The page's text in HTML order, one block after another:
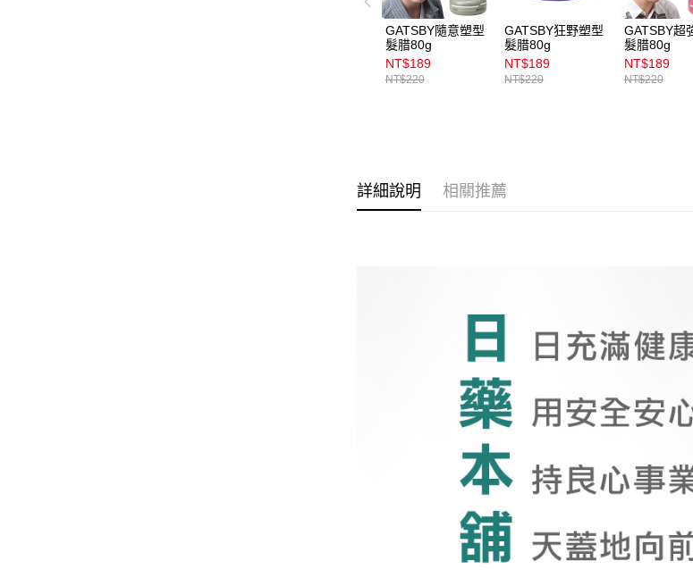
GATSBY隨意塑型
髮腊80g
NT$189
NT$220
GATSBY狂野塑型
髮腊80g
NT$189
NT$220
GATSBY超
髮腊80g
NT$189
NT$220
詳細說明 相關推薦